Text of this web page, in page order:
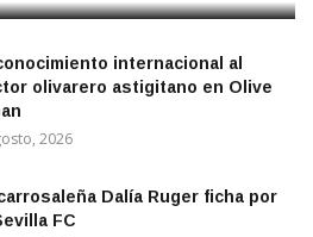
internacional al
olivarero astigitano en Olive
2026
Dalía Ruger ficha por
FC